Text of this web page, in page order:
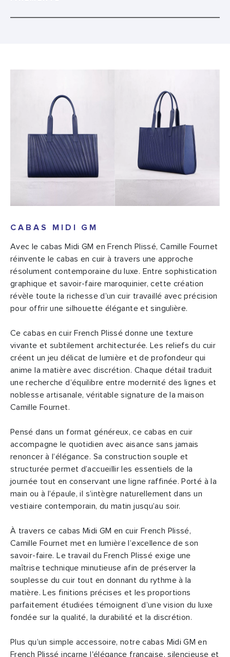
CABAS MIDI GM
Avec le cabas Midi GM en French Plissé, Camille Fournet
réinvente le cabas en cuir à travers une approche
résolument contemporaine du luxe. Entre sophistication
graphique et savoir-faire maroquinier, cette création
révèle toute la richesse d’un cuir travaillé avec précision
pour offrir une silhouette élégante et singulière.
Ce cabas en cuir French Plissé donne une texture
vivante et subtilement architecturée. Les reliefs du cuir
créent un jeu délicat de lumière et de profondeur qui
anime la matière avec discrétion. Chaque détail traduit
une recherche d’équilibre entre modernité des lignes et
noblesse artisanale, véritable signature de la maison
Camille Fournet.
Pensé dans un format généreux, ce cabas en cuir
accompagne le quotidien avec aisance sans jamais
renoncer à l’élégance. Sa construction souple et
structurée permet d’accueillir les essentiels de la
journée tout en conservant une ligne raffinée. Porté à la
main ou à l’épaule, il s’intègre naturellement dans un
vestiaire contemporain, du matin jusqu’au soir.
À travers ce cabas Midi GM en cuir French Plissé,
Camille Fournet met en lumière l’excellence de son
savoir-faire. Le travail du French Plissé exige une
maîtrise technique minutieuse afin de préserver la
souplesse du cuir tout en donnant du rythme à la
matière. Les finitions précises et les proportions
parfaitement étudiées témoignent d’une vision du luxe
fondée sur la qualité, la durabilité et la discrétion.
Plus qu’un simple accessoire, notre cabas Midi GM en
French Plissé incarne l'élégance française, silencieuse et